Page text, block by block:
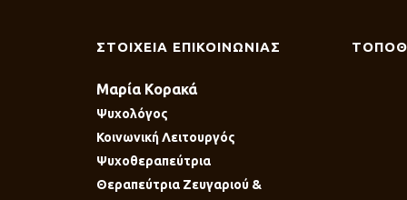
ΣΤΟΙΧΕΙΑ ΕΠΙΚΟΙΝΩΝΙΑΣ
Μαρία Κορακά
Ψυχολόγος
Κοινωνική Λειτουργός
Ψυχοθεραπεύτρια
Θεραπεύτρια Ζευγαριού &